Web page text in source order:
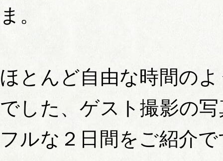
ま。
ほとんど自由な時間の
でした、ゲスト撮影の
フルな２日間をご紹介